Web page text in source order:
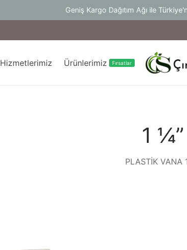
Geniş Kargo Dağıtım Ağı ile
Hizmetlerimiz Ürünlerimiz Fırsatlar
1 ¼”
PLASTİK VANA